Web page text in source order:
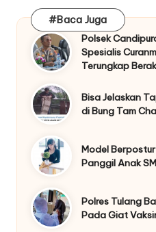
#Baca Juga
Polsek
Spesialis
Terungkap
Bisa Jelaskan
di Bung Tam
Model
Panggil Anak
Polres Tulang
Pada Giat